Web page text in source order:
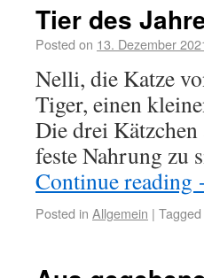
Tier des
Posted on 13. Dezember
Nelli, die Katze
Tiger, einen
Die drei Kätzchen
feste Nahrung zu
Continue reading
Posted in Allgemein | Tagged